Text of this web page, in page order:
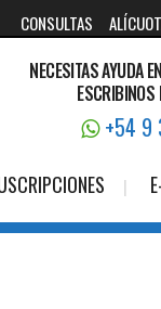
CONSULTAS
NECESITAS AYUDA
+54 9